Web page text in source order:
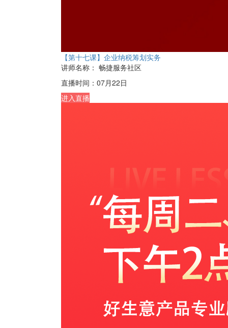
【第十七课】企业纳税筹划实务
讲师名称： 畅捷服务社区
直播时间： 07月22日
进入直播